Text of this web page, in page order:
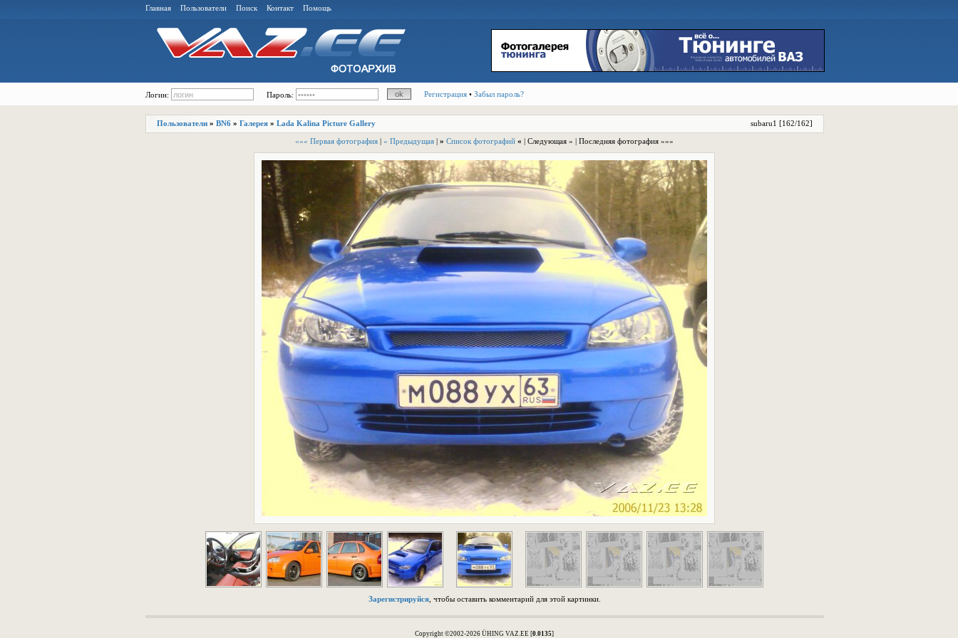
Главная Пользователи Поиск Контакт Помощь
Логин: Пароль: Регистрация• Забыл пароль?
Пользователи » BN6 » Галерея » Lada Kalina Picture Gallery subaru1 [162/162]
««« Первая фотография | « Предыдущая | » Список фотографий « | Следующая » | Последняя фотография »»»
Зарегистрируйся, чтобы оставить комментарий для этой картинки.
Copyright ©2002-2026 ÜHING VAZ.EE [0.0135]